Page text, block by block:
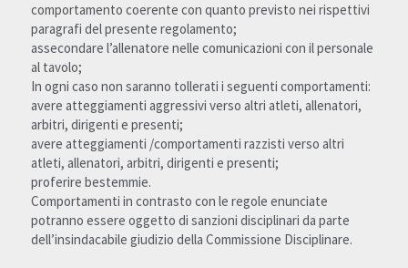
comportamento coerente con quanto previsto nei rispettivi
paragrafi del presente regolamento;
assecondare l’allenatore nelle comunicazioni con il personale
al tavolo;
In ogni caso non saranno tollerati i seguenti comportamenti:
avere atteggiamenti aggressivi verso altri atleti, allenatori,
arbitri, dirigenti e presenti;
avere atteggiamenti /comportamenti razzisti verso altri
atleti, allenatori, arbitri, dirigenti e presenti;
proferire bestemmie.
Comportamenti in contrasto con le regole enunciate
potranno essere oggetto di sanzioni disciplinari da parte
dell’insindacabile giudizio della Commissione Disciplinare.